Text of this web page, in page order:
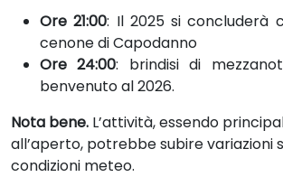
Ore 21:00: Il 2025 si concluderà
cenone di Capodanno
Ore 24:00: brindisi di
benvenuto al 2026.
Nota bene. L’attività, essendo
all’aperto, potrebbe subire variazioni
condizioni meteo.